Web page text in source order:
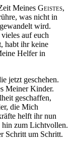
Meines Geistes,
was nicht in
wird.
auf euch
habt ihr keine
Helfer in
jetzt geschehen.
Meiner Kinder.
geschaffen,
die Mich
helft ihr nun
hin zum Lichtvollen.
Schritt um Schritt.